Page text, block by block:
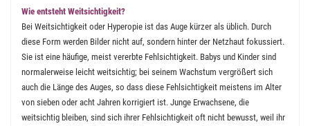
Wie entsteht Weitsichtigkeit?
Bei Weitsichtigkeit oder Hyperopie ist das Auge kürzer als üblich. Durch
diese Form werden Bilder nicht auf, sondern hinter der Netzhaut fokussiert.
Sie ist eine häufige, meist vererbte Fehlsichtigkeit. Babys und Kinder sind
normalerweise leicht weitsichtig; bei seinem Wachstum vergrößert sich
auch die Länge des Auges, so dass diese Fehlsichtigkeit meistens im Alter
von sieben oder acht Jahren korrigiert ist. Junge Erwachsene, die
weitsichtig bleiben, sind sich ihrer Fehlsichtigkeit oft nicht bewusst, weil ihr